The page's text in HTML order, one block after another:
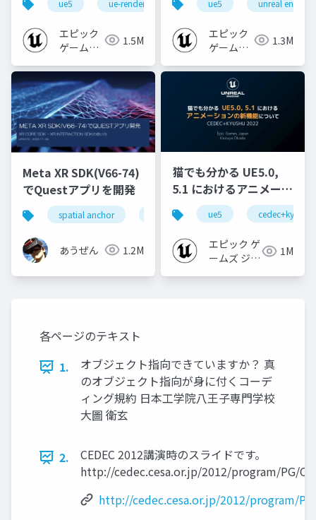
ue5 ue-rendering ue-lumen
エピック
ゲームズ
1.5M
[CEDEC+KYUSHU
2024]
ue5 unreal engine
エピック
ゲームズ
1.3M
Meta XR SDK(V66-74)
でQuestアプリを開発
spatial anchor quest pro
あうぜん 1.2M
猫でも分かる UE5.0,
5.1 におけるアニメーシ
ョンの新機能について
【CEDEC+KYUSHU
2022】
ue5 cedec+kyushu
エピック ゲ
ームズ ジャ
1M
各ページのテキスト
1.
オブジェクト指向できていますか？ 真
のオブジェクト指向が身に付くコーデ
ィング規約 日本工学院八王子専門学校
大圖 衛玄
2.
CEDEC 2012講演時のスライドです。
http://cedec.cesa.or.jp/2012/program/PG/
http://cedec.cesa.or.jp/2012/program/